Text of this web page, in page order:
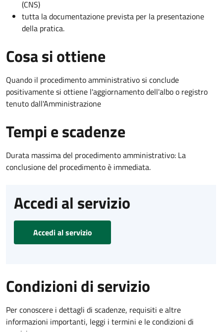
(CNS)
tutta la documentazione prevista per la presentazione
della pratica.
Cosa si ottiene
Quando il procedimento amministrativo si conclude
positivamente si ottiene l'aggiornamento dell'albo o registro
tenuto dall'Amministrazione
Tempi e scadenze
Durata massima del procedimento amministrativo: La
conclusione del procedimento è immediata.
Accedi al servizio
Accedi al servizio
Condizioni di servizio
Per conoscere i dettagli di scadenze, requisiti e altre
informazioni importanti, leggi i termini e le condizioni di